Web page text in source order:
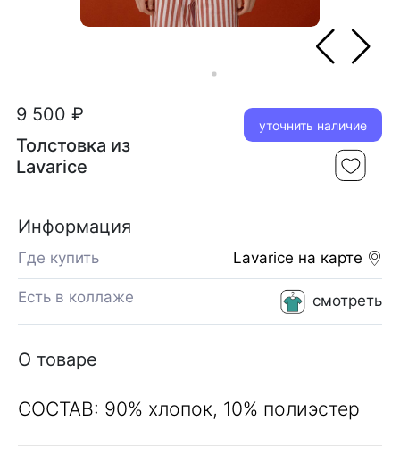
9 500 ₽
Толстовка из
Lavarice
уточнить наличие
Информация
Lavarice на карте
Где купить
смотреть
Есть в коллаже
О товаре
СОСТАВ: 90% хлопок, 10% полиэстер